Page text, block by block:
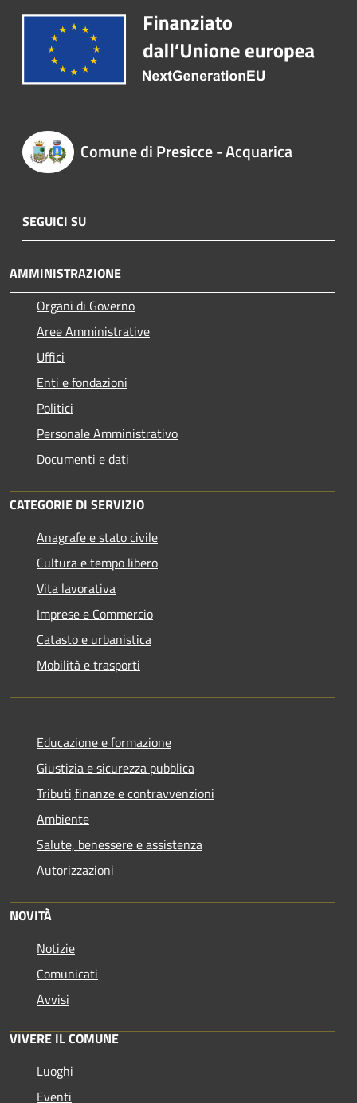
Comune di Presicce - Acquarica
SEGUICI SU
AMMINISTRAZIONE
Organi di Governo
Aree Amministrative
Uffici
Enti e fondazioni
Politici
Personale Amministrativo
Documenti e dati
CATEGORIE DI SERVIZIO
Anagrafe e stato civile
Cultura e tempo libero
Vita lavorativa
Imprese e Commercio
Catasto e urbanistica
Mobilità e trasporti
Educazione e formazione
Giustizia e sicurezza pubblica
Tributi,finanze e contravvenzioni
Ambiente
Salute, benessere e assistenza
Autorizzazioni
NOVITÀ
Notizie
Comunicati
Avvisi
VIVERE IL COMUNE
Luoghi
Eventi